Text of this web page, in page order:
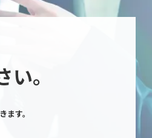
。
ます。